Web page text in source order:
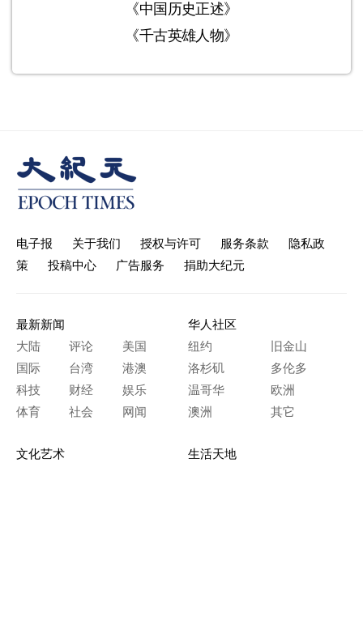
《中国历史正述》
《千古英雄人物》
电子报 关于我们 授权与许可 服务条款
隐私政
策
投稿中心 广告服务 捐助大纪元
最新新闻
大陆
评论
美国
国际
台湾
港澳
科技
财经
娱乐
体育
社会 网闻
华人社区
纽约
旧金山
洛杉矶
多伦多
温哥华
欧洲
澳洲
其它
文化艺术
生活天地